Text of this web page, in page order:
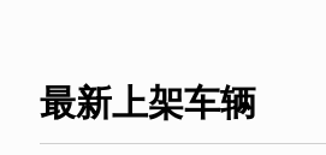
最新上架车辆